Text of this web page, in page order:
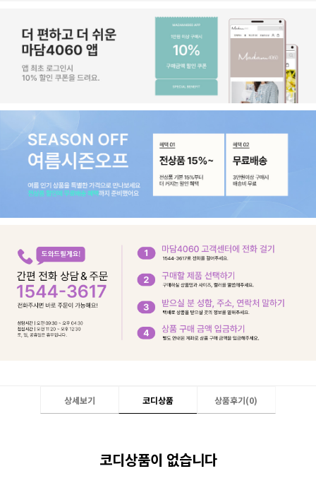
상세보기 코디상품 상품후기(0)
코디상품이 없습니다